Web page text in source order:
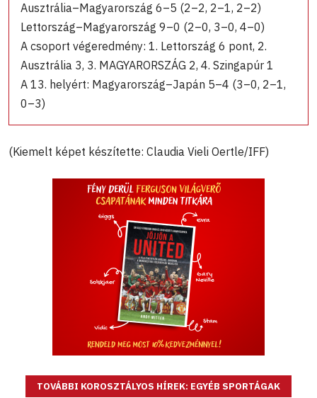
Ausztrália–Magyarország 6–5 (2–2, 2–1, 2–2)
Lettország–Magyarország 9–0 (2–0, 3–0, 4–0)
A csoport végeredmény: 1. Lettország 6 pont, 2.
Ausztrália 3, 3. MAGYARORSZÁG 2, 4. Szingapúr 1
A 13. helyért: Magyarország–Japán 5–4 (3–0, 2–1,
0–3)
(Kiemelt képet készítette: Claudia Vieli Oertle/IFF)
TOVÁBBI KOROSZTÁLYOS HÍREK: EGYÉB SPORTÁGAK